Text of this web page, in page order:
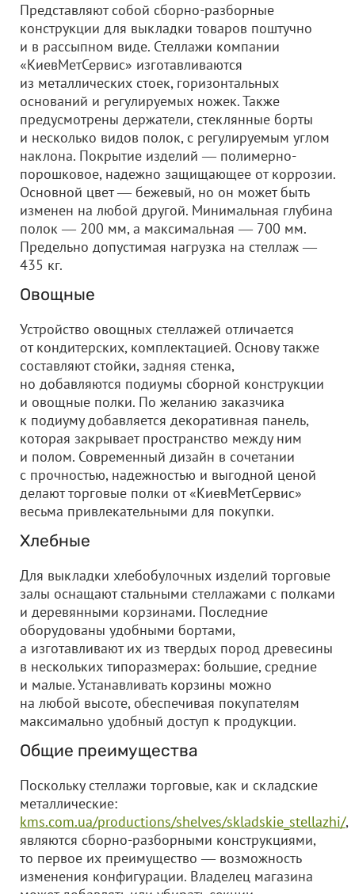
Представляют собой сборно-разборные
конструкции для выкладки товаров поштучно
и в рассыпном виде. Стеллажи компании
«КиевМетСервис» изготавливаются
из металлических стоек, горизонтальных
оснований и регулируемых ножек. Также
предусмотрены держатели, стеклянные борты
и несколько видов полок, с регулируемым углом
наклона. Покрытие изделий ― полимерно-
порошковое, надежно защищающее от коррозии.
Основной цвет ― бежевый, но он может быть
изменен на любой другой. Минимальная глубина
полок ― 200 мм, а максимальная ― 700 мм.
Предельно допустимая нагрузка на стеллаж ―
435 кг.
Овощные
Устройство овощных стеллажей отличается
от кондитерских, комплектацией. Основу также
составляют стойки, задняя стенка,
но добавляются подиумы сборной конструкции
и овощные полки. По желанию заказчика
к подиуму добавляется декоративная панель,
которая закрывает пространство между ним
и полом. Современный дизайн в сочетании
с прочностью, надежностью и выгодной ценой
делают торговые полки от «КиевМетСервис»
весьма привлекательными для покупки.
Хлебные
Для выкладки хлебобулочных изделий торговые
залы оснащают стальными стеллажами с полками
и деревянными корзинами. Последние
оборудованы удобными бортами,
а изготавливают их из твердых пород древесины
в нескольких типоразмерах: большие, средние
и малые. Устанавливать корзины можно
на любой высоте, обеспечивая покупателям
максимально удобный доступ к продукции.
Общие преимущества
Поскольку стеллажи торговые, как и складские
металлические:
kms.com.ua/productions/shelves/skladskie_stellazhi/,
являются сборно-разборными конструкциями,
то первое их преимущество ― возможность
изменения конфигурации. Владелец магазина